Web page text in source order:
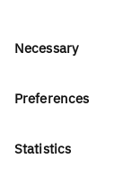
Consent
Necessary
Preferences
Statistics
Holmens